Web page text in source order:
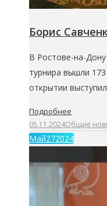
Борис
В Ростове-на-
турнира вышли
открытии
Подробнее
05.11.2024Общие
Май272024